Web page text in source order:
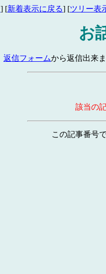
] [新着表示に戻る] [ツリー表
お
返信フォームから返信出来
該当の
この記事番号